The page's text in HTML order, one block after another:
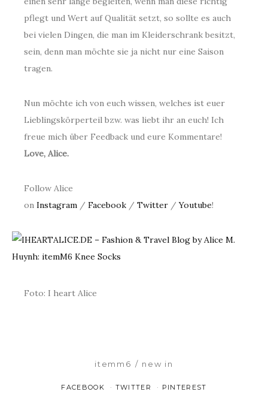
pflegt und Wert auf Qualität setzt, so sollte es auch
bei vielen Dingen, die man im Kleiderschrank besitzt,
sein, denn man möchte sie ja nicht nur eine Saison
tragen.
Nun möchte ich von euch wissen, welches ist euer
Lieblingskörperteil bzw. was liebt ihr an euch! Ich
freue mich über Feedback und eure Kommentare!
Love, Alice.
Follow Alice
on Instagram / Facebook / Twitter /Youtube!
Foto: I heart Alice
itemm6 new in
FACEBOOK TWITTER PINTEREST